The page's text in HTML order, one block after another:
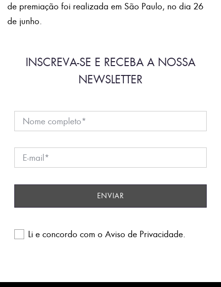
de premiação foi realizada em São Paulo, no dia 26
de junho.
INSCREVA-SE E RECEBA A NOSSA
NEWSLETTER
Li e concordo com oAviso de Privacidade.
leave